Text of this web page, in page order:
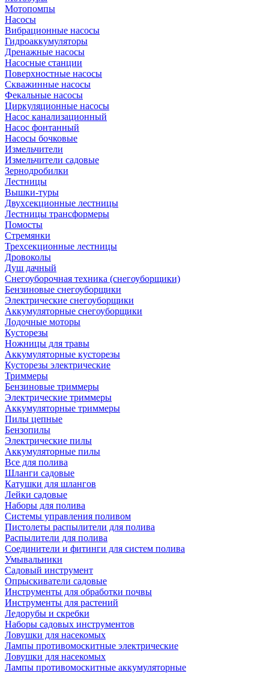
Мотопомпы
Насосы
Вибрационные насосы
Гидроаккумуляторы
Дренажные насосы
Насосные станции
Поверхностные насосы
Скважинные насосы
Фекальные насосы
Циркуляционные насосы
Насос канализационный
Насос фонтанный
Насосы бочковые
Измельчители
Измельчители садовые
Зернодробилки
Лестницы
Вышки-туры
Двухсекционные лестницы
Лестницы трансформеры
Помосты
Стремянки
Трехсекционные лестницы
Дровоколы
Душ дачный
Снегоуборочная техника (снегоуборщики)
Бензиновые снегоуборщики
Электрические снегоуборщики
Аккумуляторные снегоуборщики
Лодочные моторы
Кусторезы
Ножницы для травы
Аккумуляторные кусторезы
Кусторезы электрические
Триммеры
Бензиновые триммеры
Электрические триммеры
Аккумуляторные триммеры
Пилы цепные
Бензопилы
Электрические пилы
Аккумуляторные пилы
Все для полива
Шланги садовые
Катушки для шлангов
Лейки садовые
Наборы для полива
Системы управления поливом
Пистолеты распылители для полива
Распылители для полива
Соединители и фитинги для систем полива
Умывальники
Садовый инструмент
Опрыскиватели садовые
Инструменты для обработки почвы
Инструменты для растений
Ледорубы и скребки
Наборы садовых инструментов
Ловушки для насекомых
Лампы противомоскитные электрические
Ловушки для насекомых
Лампы противомоскитные аккумуляторные